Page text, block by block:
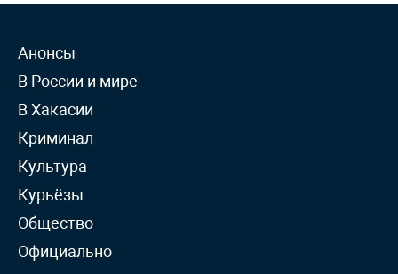
Анонсы
В России и мире
В Хакасии
Криминал
Культура
Курьёзы
Общество
Официально